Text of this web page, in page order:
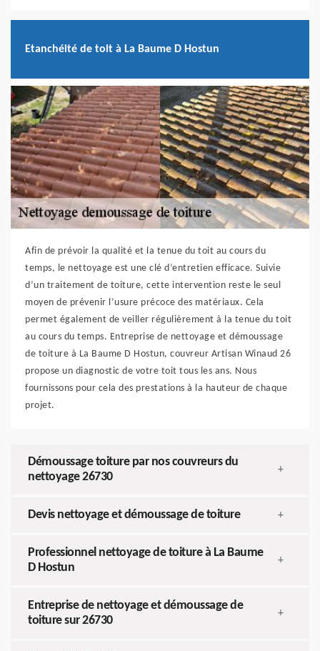
Etanchéité de toit à La Baume D Hostun
Afin de prévoir la qualité et la tenue du toit au cours du
temps, le nettoyage est une clé d’entretien efficace. Suivie
d’un traitement de toiture, cette intervention reste le seul
moyen de prévenir l’usure précoce des matériaux. Cela
permet également de veiller régulièrement à la tenue du toit
au cours du temps. Entreprise de nettoyage et démoussage
de toiture à La Baume D Hostun, couvreur Artisan Winaud 26
propose un diagnostic de votre toit tous les ans. Nous
fournissons pour cela des prestations à la hauteur de chaque
projet.
Démoussage toiture par nos couvreurs du
nettoyage 26730
+
Devis nettoyage et démoussage de toiture +
Professionnel nettoyage de toiture à La Baume
D Hostun
+
Entreprise de nettoyage et démoussage de
toiture sur 26730
+